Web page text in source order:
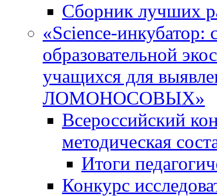
Сборник лучших
«Science-инкубатор:
образовательной
учащихся для
ЛОМОНОСОВЫХ»
Всероссийский
методическая
Итоги
Конкурс